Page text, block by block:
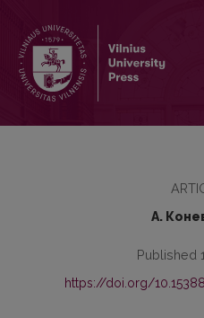
А.
Published
https://doi.org/